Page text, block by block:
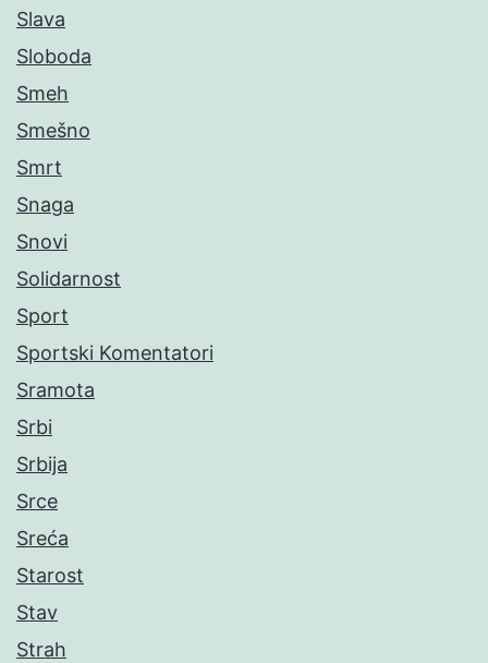
Slava
Sloboda
Smeh
Smešno
Smrt
Snaga
Snovi
Solidarnost
Sport
Sportski Komentatori
Sramota
Srbi
Srbija
Srce
Sreća
Starost
Stav
Strah